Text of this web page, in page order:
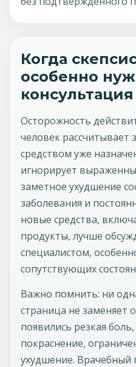
Когда
особенно
Осторожность
человек
средством уже
игнорирует
заметное ухудшение
заболевания и
новые средства,
продукты, лучше
специалистом,
сопутствующих
Важно помнить: ни
страница не заменяет
появились резкая
покраснение,
ухудшение. Врачебный